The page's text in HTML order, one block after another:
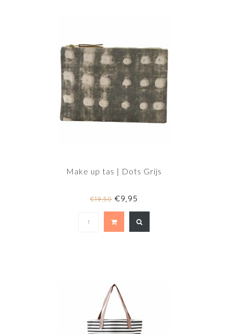
Make up tas | Dots Grijs
€19,50 €9,95